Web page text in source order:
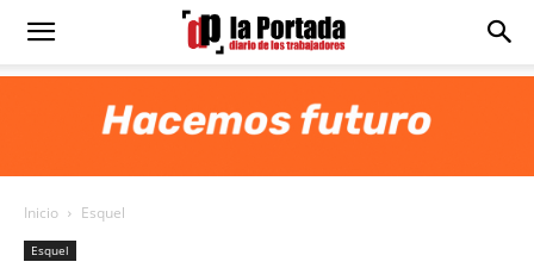
Diario
Portada
Inicio Esquel
Esquel